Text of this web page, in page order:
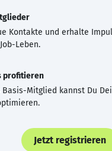
Kontakte und erhalte
Leben.
profitieren
Mitglied kannst Du
Jetzt registrieren